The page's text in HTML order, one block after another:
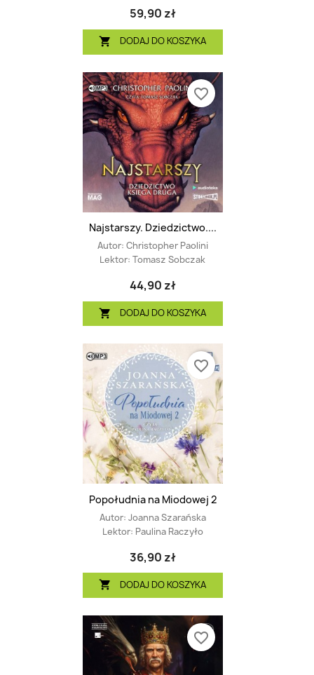
59,90 zł
 DODAJ DO KOSZYKA
Najstarszy. Dziedzictwo....
Autor: Christopher Paolini
Lektor: Tomasz Sobczak
44,90 zł
 DODAJ DO KOSZYKA
favorite_border
Popołudnia na Miodowej 2
Autor: Joanna Szarańska
Lektor: Paulina Raczyło
36,90 zł
 DODAJ DO KOSZYKA
favorite_border
favorite_border